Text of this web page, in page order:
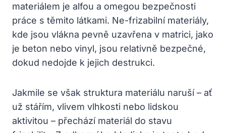
materiálem je alfou a omegou bezpečnosti
práce s těmito látkami. Ne-frizabilní materiály,
kde jsou vlákna pevně uzavřena v matrici, jako
je beton nebo vinyl, jsou relativně bezpečné,
dokud nedojde k jejich destrukci.
Jakmile se však struktura materiálu naruší – ať
už stářím, vlivem vlhkosti nebo lidskou
aktivitou – přechází materiál do stavu